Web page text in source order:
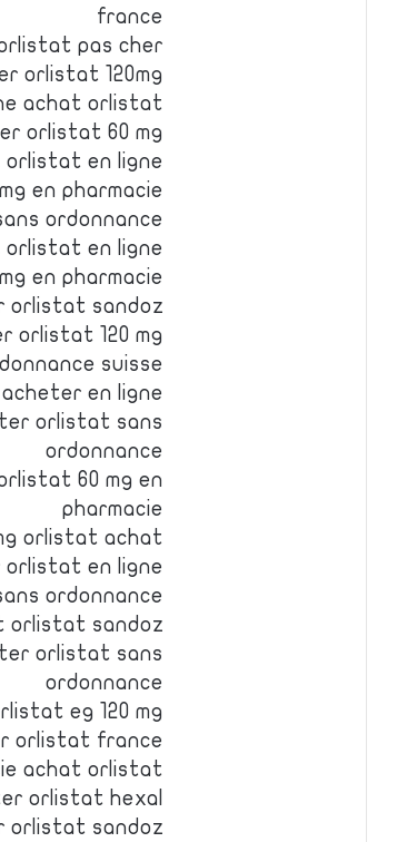
france
pas cher
orlistat 120mg
achat orlistat
orlistat 60 mg
orlistat en ligne
en pharmacie
ordonnance
en ligne
en pharmacie
orlistat sandoz
orlistat 120 mg
suisse
en ligne
orlistat sans
ordonnance
60 mg en
pharmacie
orlistat achat
orlistat en ligne
ordonnance
orlistat sandoz
orlistat sans
ordonnance
eg 120 mg
orlistat france
achat orlistat
orlistat hexal
orlistat sandoz